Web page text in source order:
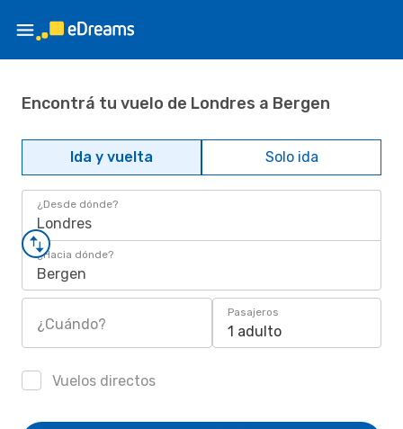
Encontrá tu vuelo de Londres a Bergen
Ida y vuelta Solo ida
¿Desde dónde?
Londres
¿Hacia dónde?
Bergen
¿Cuándo?
Pasajeros
1 adulto
Vuelos directos